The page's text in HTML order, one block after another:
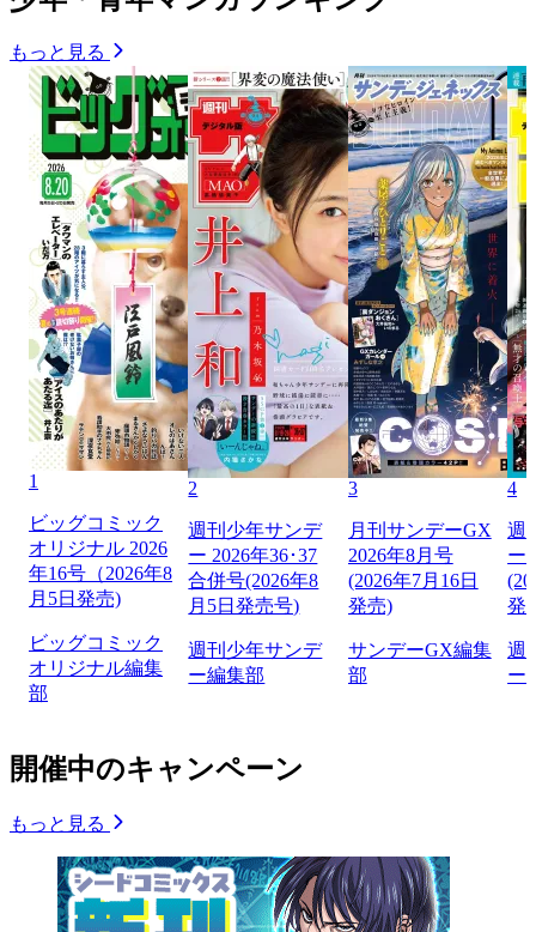
もっと見る
1
ビッグコミック
オリジナル 2026
年16号（2026年8
月5日発売)
ビッグコミック
オリジナル編集
部
2
週刊少年サンデ
ー 2026年36･37
合併号(2026年8
月5日発売号)
週刊少年サンデ
ー編集部
3
月刊サンデーGX
2026年8月号
(2026年7月16日
発売)
サンデーGX編集
部
4
週
ー
発
週
ー
開催中のキャンペーン
もっと見る